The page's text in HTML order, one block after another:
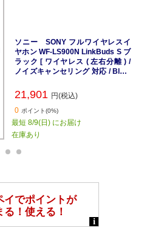
ソニー SONY フルワイヤレスイ
ヤホン WF-LS900N LinkBuds S ブ
ラック [ ワイヤレス ( 左右分離 ) /
ノイズキャンセリング 対応 / Bluet
21,901 円(税込)
0 ポイント(0%)
最短 8/9(日) にお届け
在庫あり